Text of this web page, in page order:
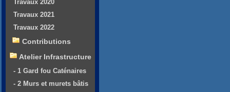
Travaux 2020
Travaux 2021
Travaux 2022
Contributions
Atelier Infrastructure
- 1 Gard fou Caténaires
- 2 Murs et murets bâtis